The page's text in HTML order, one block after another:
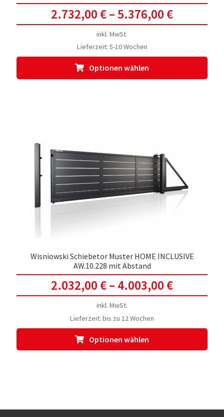
2.732,00 €–5.376,00 €
inkl. MwSt.
Lieferzeit: 5-10 Wochen
Optionen wählen
Wisniowski Schiebetor Muster HOME INCLUSIVE
AW.10.228 mit Abstand
2.032,00 €– 4.003,00 €
inkl. MwSt.
Lieferzeit: bis zu 12 Wochen
Optionen wählen